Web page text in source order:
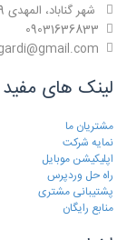
شهر گناباد، المهدی 9، پلاک 12
لینک های مفید
مشتریان ما
نمایه شرکت
اپلیکیشن موبایل
راه حل وردپرس
پشتیبانی مشتری
منابع رایگان